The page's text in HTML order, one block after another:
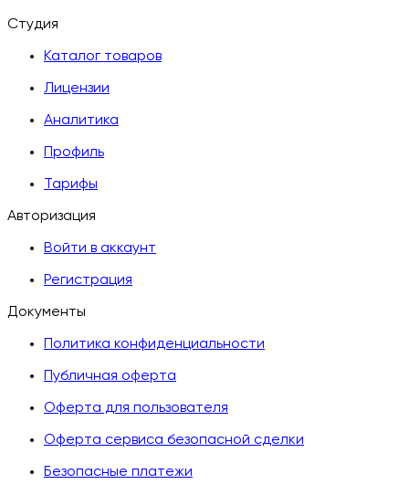
Студия
Каталог товаров
Лицензии
Аналитика
Профиль
Тарифы
Авторизация
Войти в аккаунт
Регистрация
Документы
Политика конфиденциальности
Публичная оферта
Оферта для пользователя
Оферта сервиса безопасной сделки
Безопасные платежи